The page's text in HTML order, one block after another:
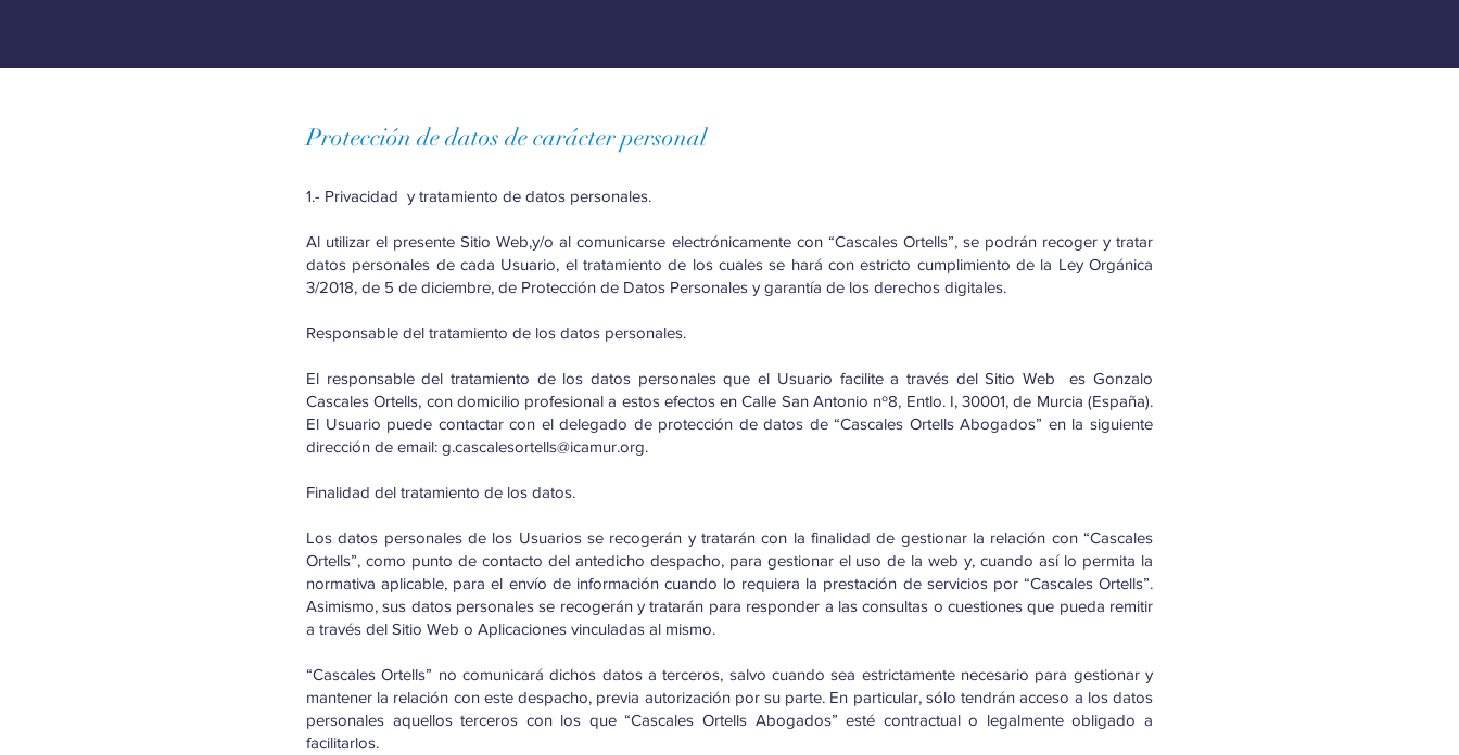
Protección de datos de carácter personal
1.- Privacidad y tratamiento de datos personales.
Al utilizar el presente Sitio Web,y/o al comunicarse electrónicamente con “Cascales Ortells”, se podrán recoger y tratar
datos personales de cada Usuario, el tratamiento de los cuales se hará con estricto cumplimiento de la Ley Orgánica
3/2018, de 5 de diciembre, de Protección de Datos Personales y garantía de los derechos digitales.
Responsable del tratamiento de los datos personales.
El responsable del tratamiento de los datos personales que el Usuario facilite a través del Sitio Web es Gonzalo
Cascales Ortells, con domicilio profesional a estos efectos en Calle San Antonio nº8, Entlo. I, 30001, de Murcia (España).
El Usuario puede contactar con el delegado de protección de datos de “Cascales Ortells Abogados” en la siguiente
dirección de email: g.cascalesortells@icamur.org.
Finalidad del tratamiento de los datos.
Los datos personales de los Usuarios se recogerán y tratarán con la finalidad de gestionar la relación con “Cascales
Ortells”, como punto de contacto del antedicho despacho, para gestionar el uso de la web y, cuando así lo permita la
normativa aplicable, para el envío de información cuando lo requiera la prestación de servicios por “Cascales Ortells”.
Asimismo, sus datos personales se recogerán y tratarán para responder a las consultas o cuestiones que pueda remitir
a través del Sitio Web o Aplicaciones vinculadas al mismo.
“Cascales Ortells” no comunicará dichos datos a terceros, salvo cuando sea estrictamente necesario para gestionar y
mantener la relación con este despacho, previa autorización por su parte. En particular, sólo tendrán acceso a los datos
personales aquellos terceros con los que “Cascales Ortells Abogados” esté contractual o legalmente obligado a
facilitarlos.